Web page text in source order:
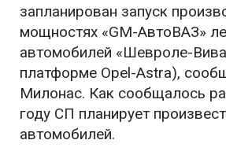
запланирован запуск
мощностях «GM-АвтоВАЗ»
автомобилей «Шевроле-
платформе Opel-Astra),
Милонас. Как сообщалось
году СП планирует
автомобилей.